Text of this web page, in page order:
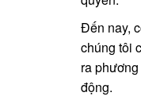
Đến nay,
chúng tôi
ra
động.